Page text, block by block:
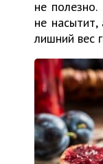
не
не
лишний вес